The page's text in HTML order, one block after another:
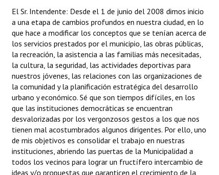
El Sr. Intendente: Desde el 1 de junio del 2008 dimos inicio
a una etapa de cambios profundos en nuestra ciudad, en lo
que hace a modificar los conceptos que se tenían acerca de
los servicios prestados por el municipio, las obras públicas,
la recreación, la asistencia a las familias más necesitadas,
la cultura, la seguridad, las actividades deportivas para
nuestros jóvenes, las relaciones con las organizaciones de
la comunidad y la planificación estratégica del desarrollo
urbano y económico. Sé que son tiempos difíciles, en los
que las instituciones democráticas se encuentran
desvalorizadas por los vergonzosos gestos a los que nos
tienen mal acostumbrados algunos dirigentes. Por ello, uno
de mis objetivos es consolidar el trabajo en nuestras
instituciones, abriendo las puertas de la Municipalidad a
todos los vecinos para lograr un fructífero intercambio de
ideas y/o propuestas que garanticen el crecimiento de la